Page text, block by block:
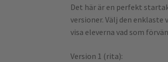
Det här är en perfekt
versioner. Välj den
visa eleverna vad som
Version 1 (rita):